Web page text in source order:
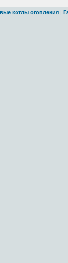
котлы отопления|